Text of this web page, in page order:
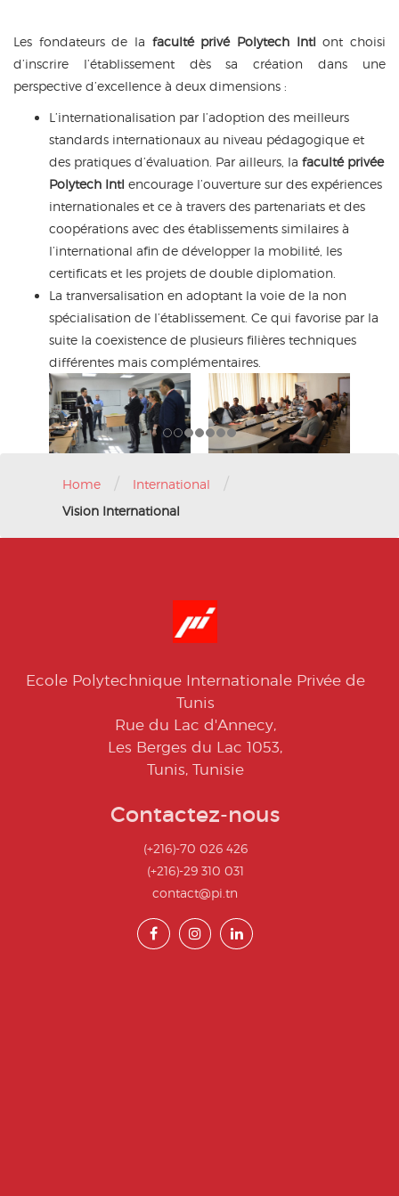
Les fondateurs de la faculté privé Polytech Intl ont choisi
d’inscrire l’établissement dès sa création dans une
perspective d’excellence à deux dimensions :
L’internationalisation par l’adoption des meilleurs
standards internationaux au niveau pédagogique et
des pratiques d’évaluation. Par ailleurs, la faculté privée
Polytech Intl encourage l’ouverture sur des expériences
internationales et ce à travers des partenariats et des
coopérations avec des établissements similaires à
l’international afin de développer la mobilité, les
certificats et les projets de double diplomation.
La tranversalisation en adoptant la voie de la non
spécialisation de l’établissement. Ce qui favorise par la
suite la coexistence de plusieurs filières techniques
différentes mais complémentaires.
Home / International /
Vision International
Ecole Polytechnique Internationale Privée de
Tunis
Rue du Lac d'Annecy,
Les Berges du Lac 1053,
Tunis, Tunisie
Contactez-nous
(+216)-70 026 426
(+216)-29 310 031
contact@pi.tn